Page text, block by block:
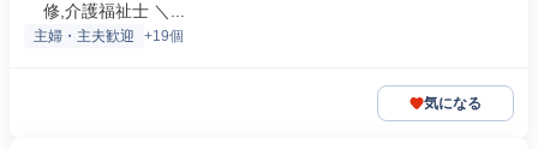
修,介護福祉士 ＼...
主婦・主夫歓迎 +19個
気になる